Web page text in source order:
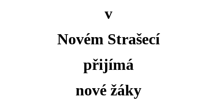
v
Novém Strašecí
přijímá
nové žáky